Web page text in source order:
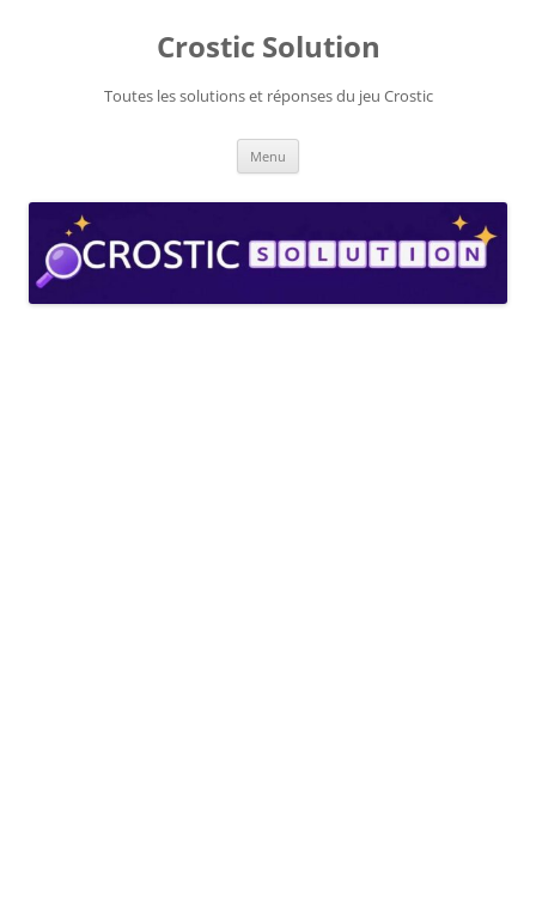
Crostic Solution
Toutes les solutions et réponses du jeu Crostic
Menu